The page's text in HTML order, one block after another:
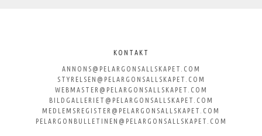
Svenska
Pelargonsällskapet
KONTAKT
ANNONS@PELARGONSALLSKAPET.COM
STYRELSEN@PELARGONSALLSKAPET.COM
WEBMASTER@PELARGONSALLSKAPET.COM
BILDGALLERIET@PELARGONSALLSKAPET.COM
MEDLEMSREGISTER@PELARGONSALLSKAPET.COM
PELARGONBULLETINEN@PELARGONSALLSKAPET.COM